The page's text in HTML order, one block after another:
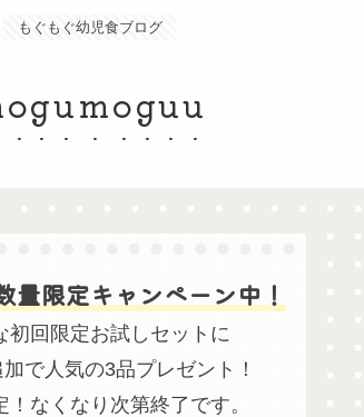
もぐもぐ幼児食ブログ
量限定キャンペーン中！
初回限定お試しセットに
で人気の3品プレゼント！
！なくなり次第終了です。